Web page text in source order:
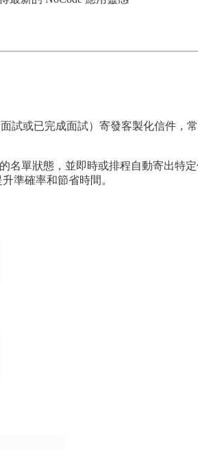
或已完成面試）寄發客製化信件，
單狀態，並即時或排程自動寄出特
準確率和節省時間。